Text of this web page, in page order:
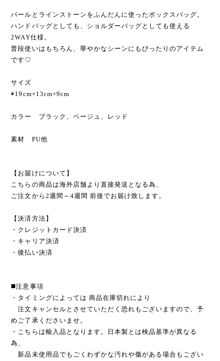
パールとラインストーンをふんだんに使ったボックスバッグ。
ハンドバッグとしても、ショルダーバッグとしても使える
2WAY仕様。
普段使いはもちろん、華やかなシーンにもぴったりのアイテム
です♡
サイズ
◉19cm×13cm×9cm
カラー ブラック、ベージュ、レッド
素材 PU他
【お届けについて】
こちらの商品は海外店舗より直接発送となる為、
ご注文から2週間～4週間 前後でお届け致します。
【決済方法】
・クレジットカード決済
・キャリア決済
・後払い決済
◼️注意事項
・タイミングによっては 商品在庫切れにより
注文キャンセルとさせていただく恐れもございますので、予
めご了承くださいませ。
・こちらは輸入品となります。日本製とは検品基準が異なる
為、
新品未使用品でもごくわずかな汚れや傷がある場合もござい